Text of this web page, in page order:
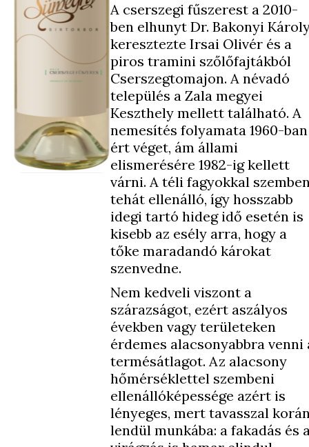
A cserszegi fűszerest a 2010-
ben elhunyt Dr. Bakonyi
keresztezte Irsai Olivér és a
piros tramini szőlőfajtákból
Cserszegtomajon. A névadó
település a Zala megyei
Keszthely mellett található. A
nemesítés folyamata 1960-ban
ért véget, ám állami
elismerésére 1982-ig kellett
várni. A téli fagyokkal
tehát ellenálló, így hosszabb
idegi tartó hideg idő esetén is
kisebb az esély arra, hogy a
tőke maradandó károkat
szenvedne.
Nem kedveli viszont a
szárazságot, ezért aszályos
években vagy területeken
érdemes alacsonyabbra venni
termésátlagot. Az alacsony
hőmérséklettel szembeni
ellenállóképessége azért is
lényeges, mert tavasszal
lendül munkába: a fakadás és